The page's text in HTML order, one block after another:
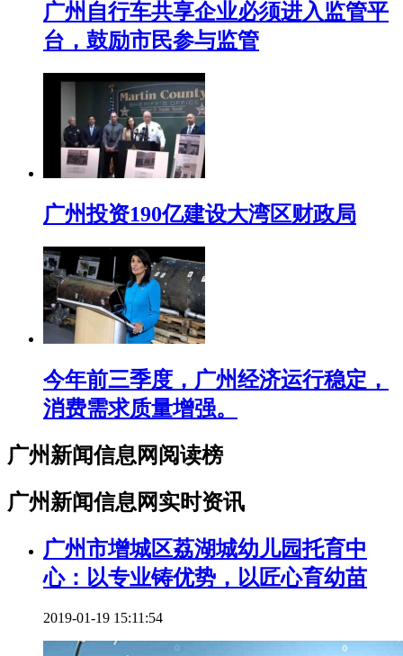
广州自行车共享企业必须进入监管平
台，鼓励市民参与监管
广州投资190亿建设大湾区财政局
今年前三季度，广州经济运行稳定，
消费需求质量增强。
广州新闻信息网阅读榜
广州新闻信息网实时资讯
广州市增城区荔湖城幼儿园托育中
心：以专业铸优势，以匠心育幼苗
2019-01-19 15:11:54